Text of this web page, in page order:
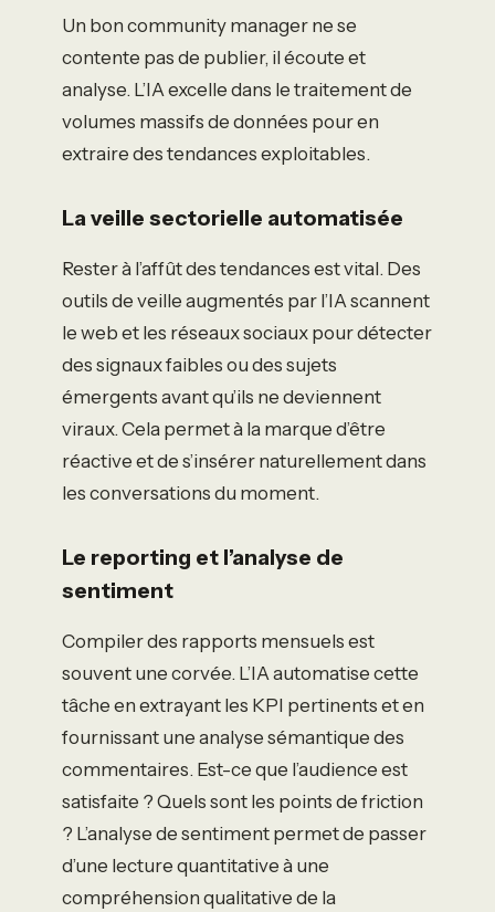
Un bon community manager ne se
contente pas de publier, il écoute et
analyse. L’IA excelle dans le traitement de
volumes massifs de données pour en
extraire des tendances exploitables.
La veille sectorielle automatisée
Rester à l’affût des tendances est vital. Des
outils de veille augmentés par l’IA scannent
le web et les réseaux sociaux pour détecter
des signaux faibles ou des sujets
émergents avant qu’ils ne deviennent
viraux. Cela permet à la marque d’être
réactive et de s’insérer naturellement dans
les conversations du moment.
Le reporting et l’analyse de
sentiment
Compiler des rapports mensuels est
souvent une corvée. L’IA automatise cette
tâche en extrayant les KPI pertinents et en
fournissant une analyse sémantique des
commentaires. Est-ce que l’audience est
satisfaite ? Quels sont les points de friction
? L’analyse de sentiment permet de passer
d’une lecture quantitative à une
compréhension qualitative de la